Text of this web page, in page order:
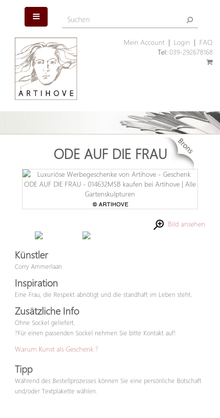
Mein Account| Login
FAQ
Tel: 039-292678168
ODE AUF DIE FRAU
Bild ansehen
Künstler
Corry Ammerlaan
Inspiration
Eine Frau, die Respekt abnötigt und die standhaft im Leben steht.
Zusätzliche Info
Ohne Sockel geliefert.
?Für einen passenden Sockel nehmen Sie bitte Kontakt auf!
Warum Kunst als Geschenk ?
Tipp
Während des Bestellprozesses können Sie eine persönliche Botschaft
und/oder Textplakette wählen.